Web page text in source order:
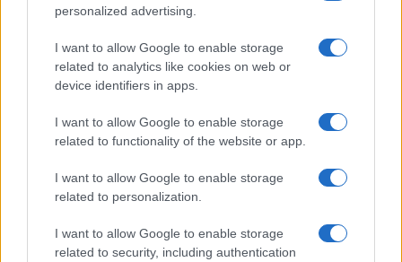
personalized advertising.
I want to allow Google to enable storage
related to analytics like cookies on web or
device identifiers in apps.
I want to allow Google to enable storage
related to functionality of the website or app.
I want to allow Google to enable storage
related to personalization.
I want to allow Google to enable storage
related to security, including authentication
ΠΟΛΙΤΙΚΗ
Παύλος Πολάκης – «Ήταν στημένο το σκηνικό»
3/09/2024 - 1:42μμ